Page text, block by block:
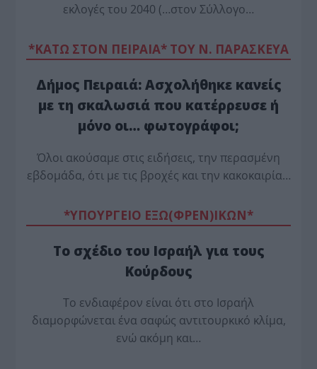
εκλογές του 2040 (…στον Σύλλογο…
*ΚΑΤΩ ΣΤΟΝ ΠΕΙΡΑΙΑ* ΤΟΥ Ν. ΠΑΡΑΣΚΕΥΑ
Δήμος Πειραιά: Ασχολήθηκε κανείς
με τη σκαλωσιά που κατέρρευσε ή
μόνο οι… φωτογράφοι;
Όλοι ακούσαμε στις ειδήσεις, την περασμένη
εβδομάδα, ότι με τις βροχές και την κακοκαιρία…
*ΥΠΟΥΡΓΕΙΟ ΕΞΩ(ΦΡΕΝ)ΙΚΩΝ*
Το σχέδιο του Ισραήλ για τους
Κούρδους
Το ενδιαφέρον είναι ότι στο Ισραήλ
διαμορφώνεται ένα σαφώς αντιτουρκικό κλίμα,
ενώ ακόμη και…